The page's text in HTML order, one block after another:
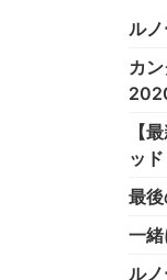
ル
カ
【
ッ
最
一
ル